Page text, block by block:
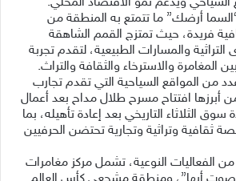
أرضك” ما تتمتع به المنطقة من
فريدة، حيث تمتزج القمم الشاهقة
التراثية والمسارات الطبيعية، لتقدم تجربة
المغامرة والاسترخاء والثقافة والتراث.
من المواقع السياحية التي تقدم تجارب
أبرزها افتتاح مسرح طلال مداح بعد أعمال
سوق الثلاثاء التاريخي بعد إعادة تأهيله، بما
ثقافية وتراثية وتجارية تحتضن الحرفيين
الفعاليات النوعية، تشمل مركز مغامرات